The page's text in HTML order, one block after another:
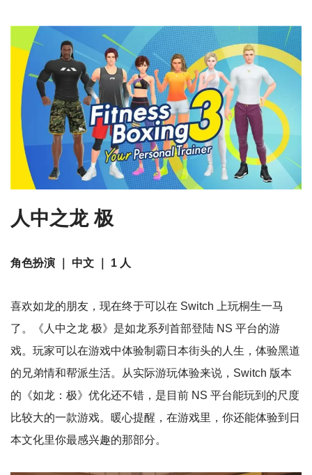
人中之龙 极
角色扮演 ｜ 中文 ｜ 1 人
喜欢如龙的朋友，现在终于可以在 Switch 上玩桐生一马
了。《人中之龙 极》是如龙系列首部登陆 NS 平台的游
戏。玩家可以在游戏中体验制霸日本街头的人生，体验黑道
的兄弟情和帮派生活。从实际游玩体验来说，Switch 版本
的《如龙：极》优化还不错，是目前 NS 平台能玩到的尺度
比较大的一款游戏。暖心提醒，在游戏里，你还能体验到日
本文化里你最感兴趣的那部分。